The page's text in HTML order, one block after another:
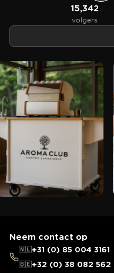
15,342
volgers
Neem contact op
🇳🇱+31 (0) 85 004 3161
🇧🇪+32 (0) 38 082 562